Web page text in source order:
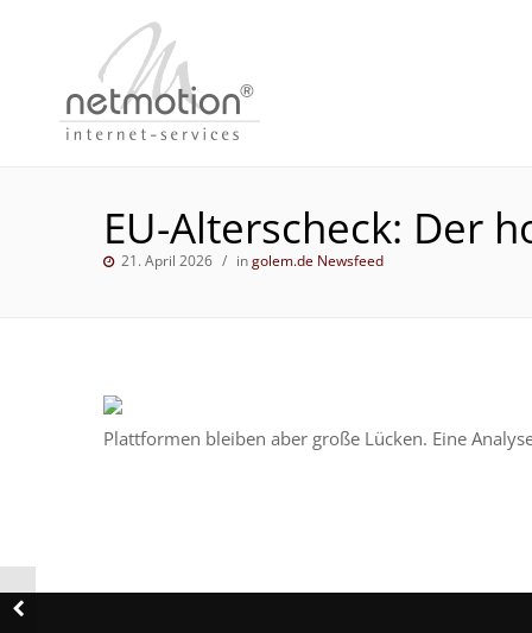
EU-Alterscheck: Der
21. April 2026 ingolem.de Newsfeed
Plattformen bleiben aber große Lücken. Eine